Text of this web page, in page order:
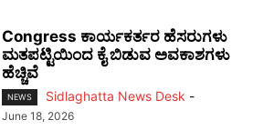
Congress ಕಾರ್ಯಕರ್ತರ ಹೆಸರುಗಳು
ಮತಪಟ್ಟಿಯಿಂದ ಕೈ ಬಿಡುವ ಅವಕಾಶಗಳು
ಹೆಚ್ಚಿವೆ
NEWS Sidlaghatta News Desk -
June 18, 2026